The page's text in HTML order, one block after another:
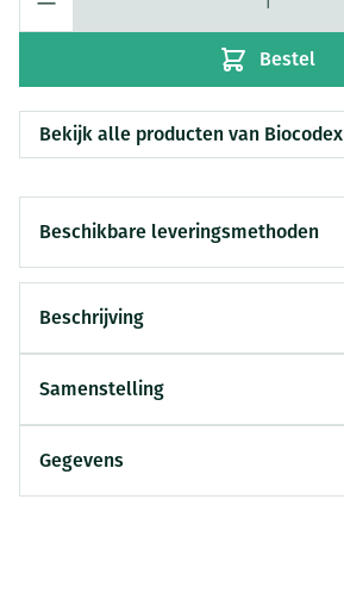
Bestel
Bekijk alle producten van Biocodex
Beschikbare leveringsmethoden
Beschrijving
Samenstelling
Gegevens